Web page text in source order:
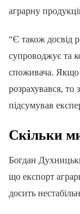
аграрну
“Є також досвід
супроводжує та
споживача. Якщо
розрахувався, то
підсумував
Скільки
Богдан
що експорт
досить